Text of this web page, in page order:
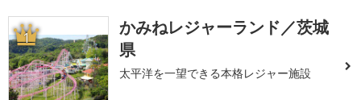
1
かみねレジャーランド／茨城
県
太平洋を一望できる本格レジャー施設